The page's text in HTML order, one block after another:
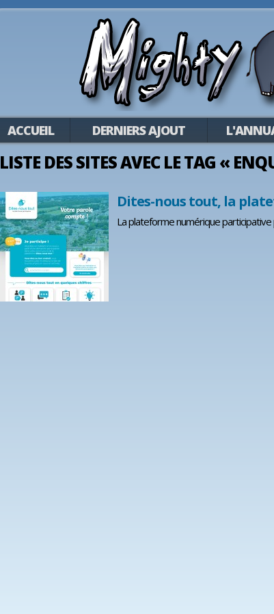
ACCUEIL DERNIERS AJOUT
LISTE DES SITES AVEC LE TAG «
Dites-nous tout, la
La plateforme numérique